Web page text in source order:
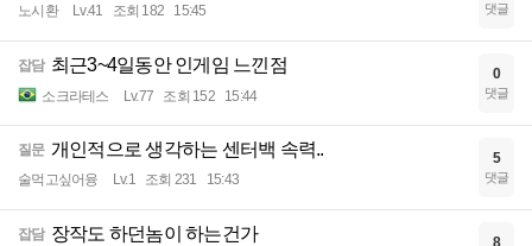
노시환 Lv.41 조회 182 15:45 댓글
잡담 최근3~4일동안 인게임 느낀점
소크라테스 Lv.77 조회 152 15:44
0
댓글
질문 개인적으로 생각하는 센터백 속력..
술먹고싶어융 Lv.1 조회 231 15:43
5
댓글
잡담 장작도 하던놈이 하는건가 8